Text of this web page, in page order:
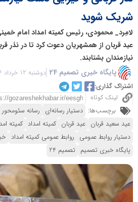
شریک شوید
لامِرد_ محمودی، رئیس کمیته امداد امام
عید قربان از همشهریان دعوت کرد تا در نذر
نیازمندان بشتابند.
پایگاه خبری تصمیم 24
دوشنبه 12 خرداد 1404 - 15:37
اشتراک گذاری:
لینک کوتاه
برچسب‌ها: دستیار رسانه‌ای رسانه سئومحور
عید سعید قربان عید قربان کمیته امداد کمیته
دستیار روابط عمومی روابط عمومی کمیته امداد
پایگاه خبری تصمیم تصمیم 24